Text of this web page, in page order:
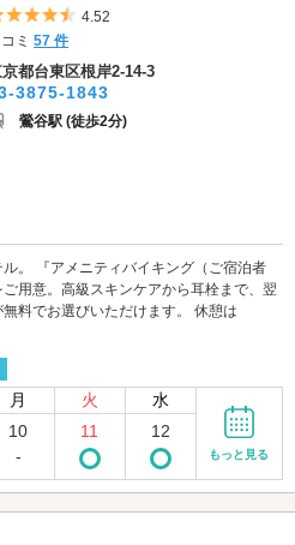
5つ星のうち4.5
4.52
コミ57 件
都台東区根岸2-14-3
3875-1843
鶯谷駅 (徒歩2分)
。 『アメニティバイキング（ご宿泊者
用意。高級スキンケアから耳栓まで、翌
料でお選びいただけます。 休憩は
月 火 水
10
-
11 12
もっと見る